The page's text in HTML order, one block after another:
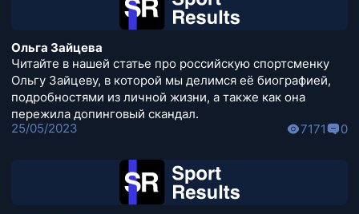
Ольга Зайцева
Читайте в нашей статье про российскую спортсменку
Ольгу Зайцеву, в которой мы делимся её биографией,
подробностями из личной жизни, а также как она
пережила допинговый скандал.
25/05/2023
7171 0